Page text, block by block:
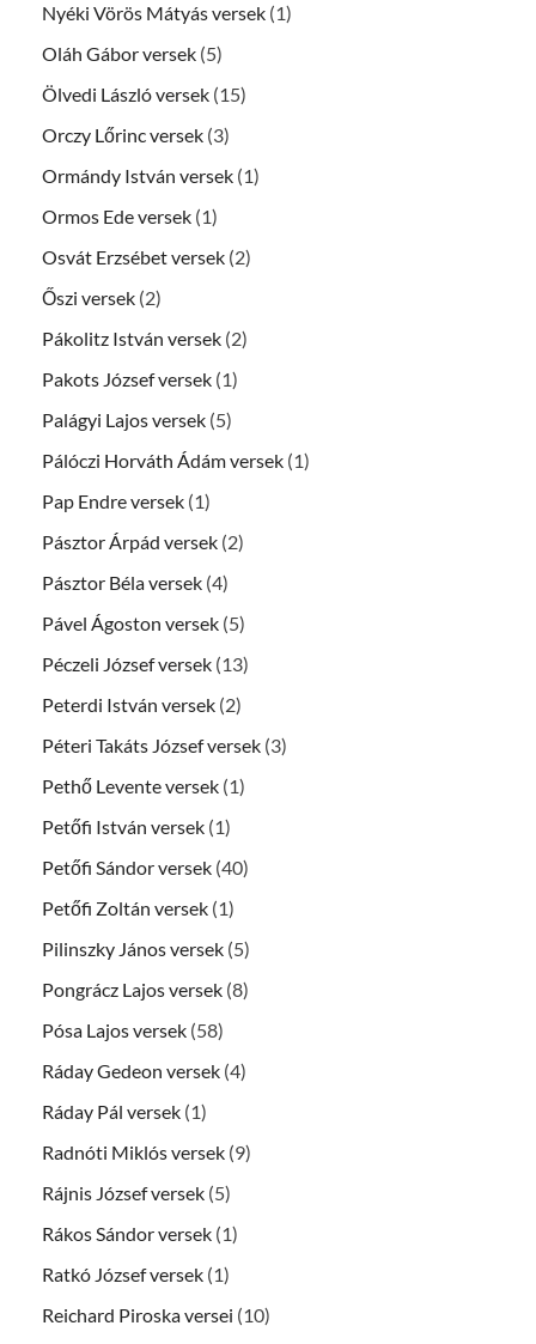
Nyéki Vörös Mátyás versek (1)
Oláh Gábor versek (5)
Ölvedi László versek (15)
Orczy Lőrinc versek (3)
Ormándy István versek (1)
Ormos Ede versek (1)
Osvát Erzsébet versek (2)
Őszi versek (2)
Pákolitz István versek (2)
Pakots József versek (1)
Palágyi Lajos versek (5)
Pálóczi Horváth Ádám versek (1)
Pap Endre versek (1)
Pásztor Árpád versek (2)
Pásztor Béla versek (4)
Pável Ágoston versek (5)
Péczeli József versek (13)
Peterdi István versek (2)
Péteri Takáts József versek (3)
Pethő Levente versek (1)
Petőfi István versek (1)
Petőfi Sándor versek (40)
Petőfi Zoltán versek (1)
Pilinszky János versek (5)
Pongrácz Lajos versek (8)
Pósa Lajos versek (58)
Ráday Gedeon versek (4)
Ráday Pál versek (1)
Radnóti Miklós versek (9)
Rájnis József versek (5)
Rákos Sándor versek (1)
Ratkó József versek (1)
Reichard Piroska versei (10)